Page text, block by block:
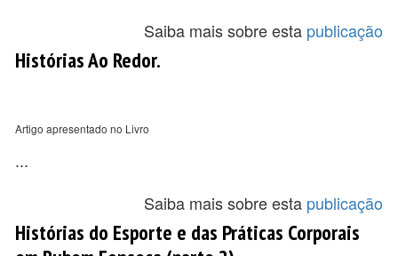
Saiba mais sobre esta publicação
Histórias Ao Redor.
Artigo apresentado no Livro
...
Saiba mais sobre esta publicação
Histórias do Esporte e das Práticas Corporais